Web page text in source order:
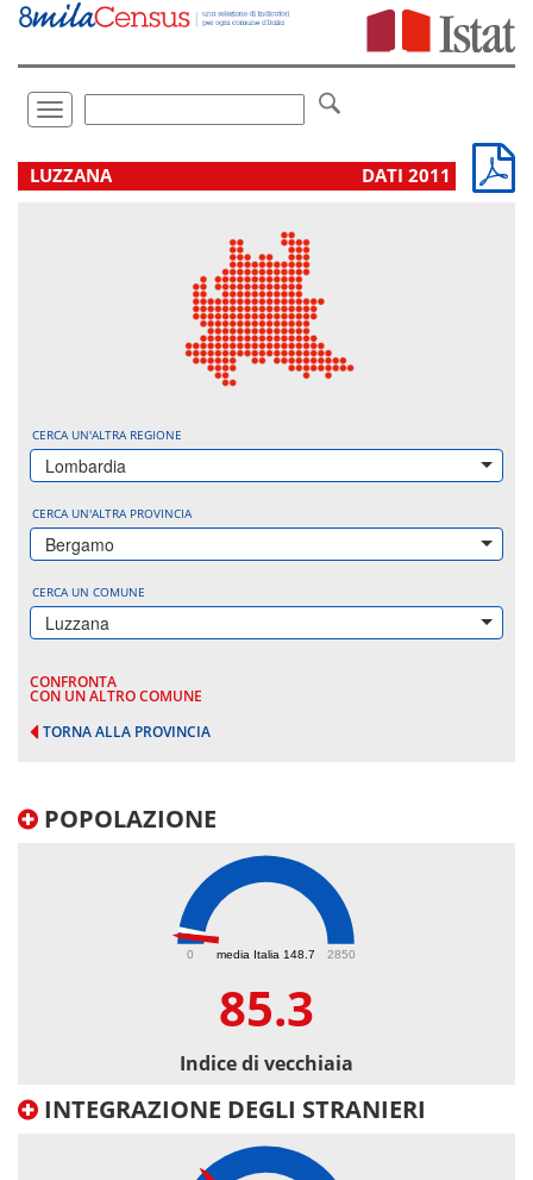
Vai
direttamente
Toggle
navigation
LUZZANA DATI 2011
CERCA UN'ALTRA REGIONE
Lombardia
CERCA UN'ALTRA PROVINCIA
Bergamo
CERCA UN COMUNE
Luzzana
CONFRONTA
CON UN ALTRO COMUNE
TORNA ALLA PROVINCIA
POPOLAZIONE
media Italia 148.7
0 2850
85.3
Indice di vecchiaia
INTEGRAZIONE DEGLI STRANIERI